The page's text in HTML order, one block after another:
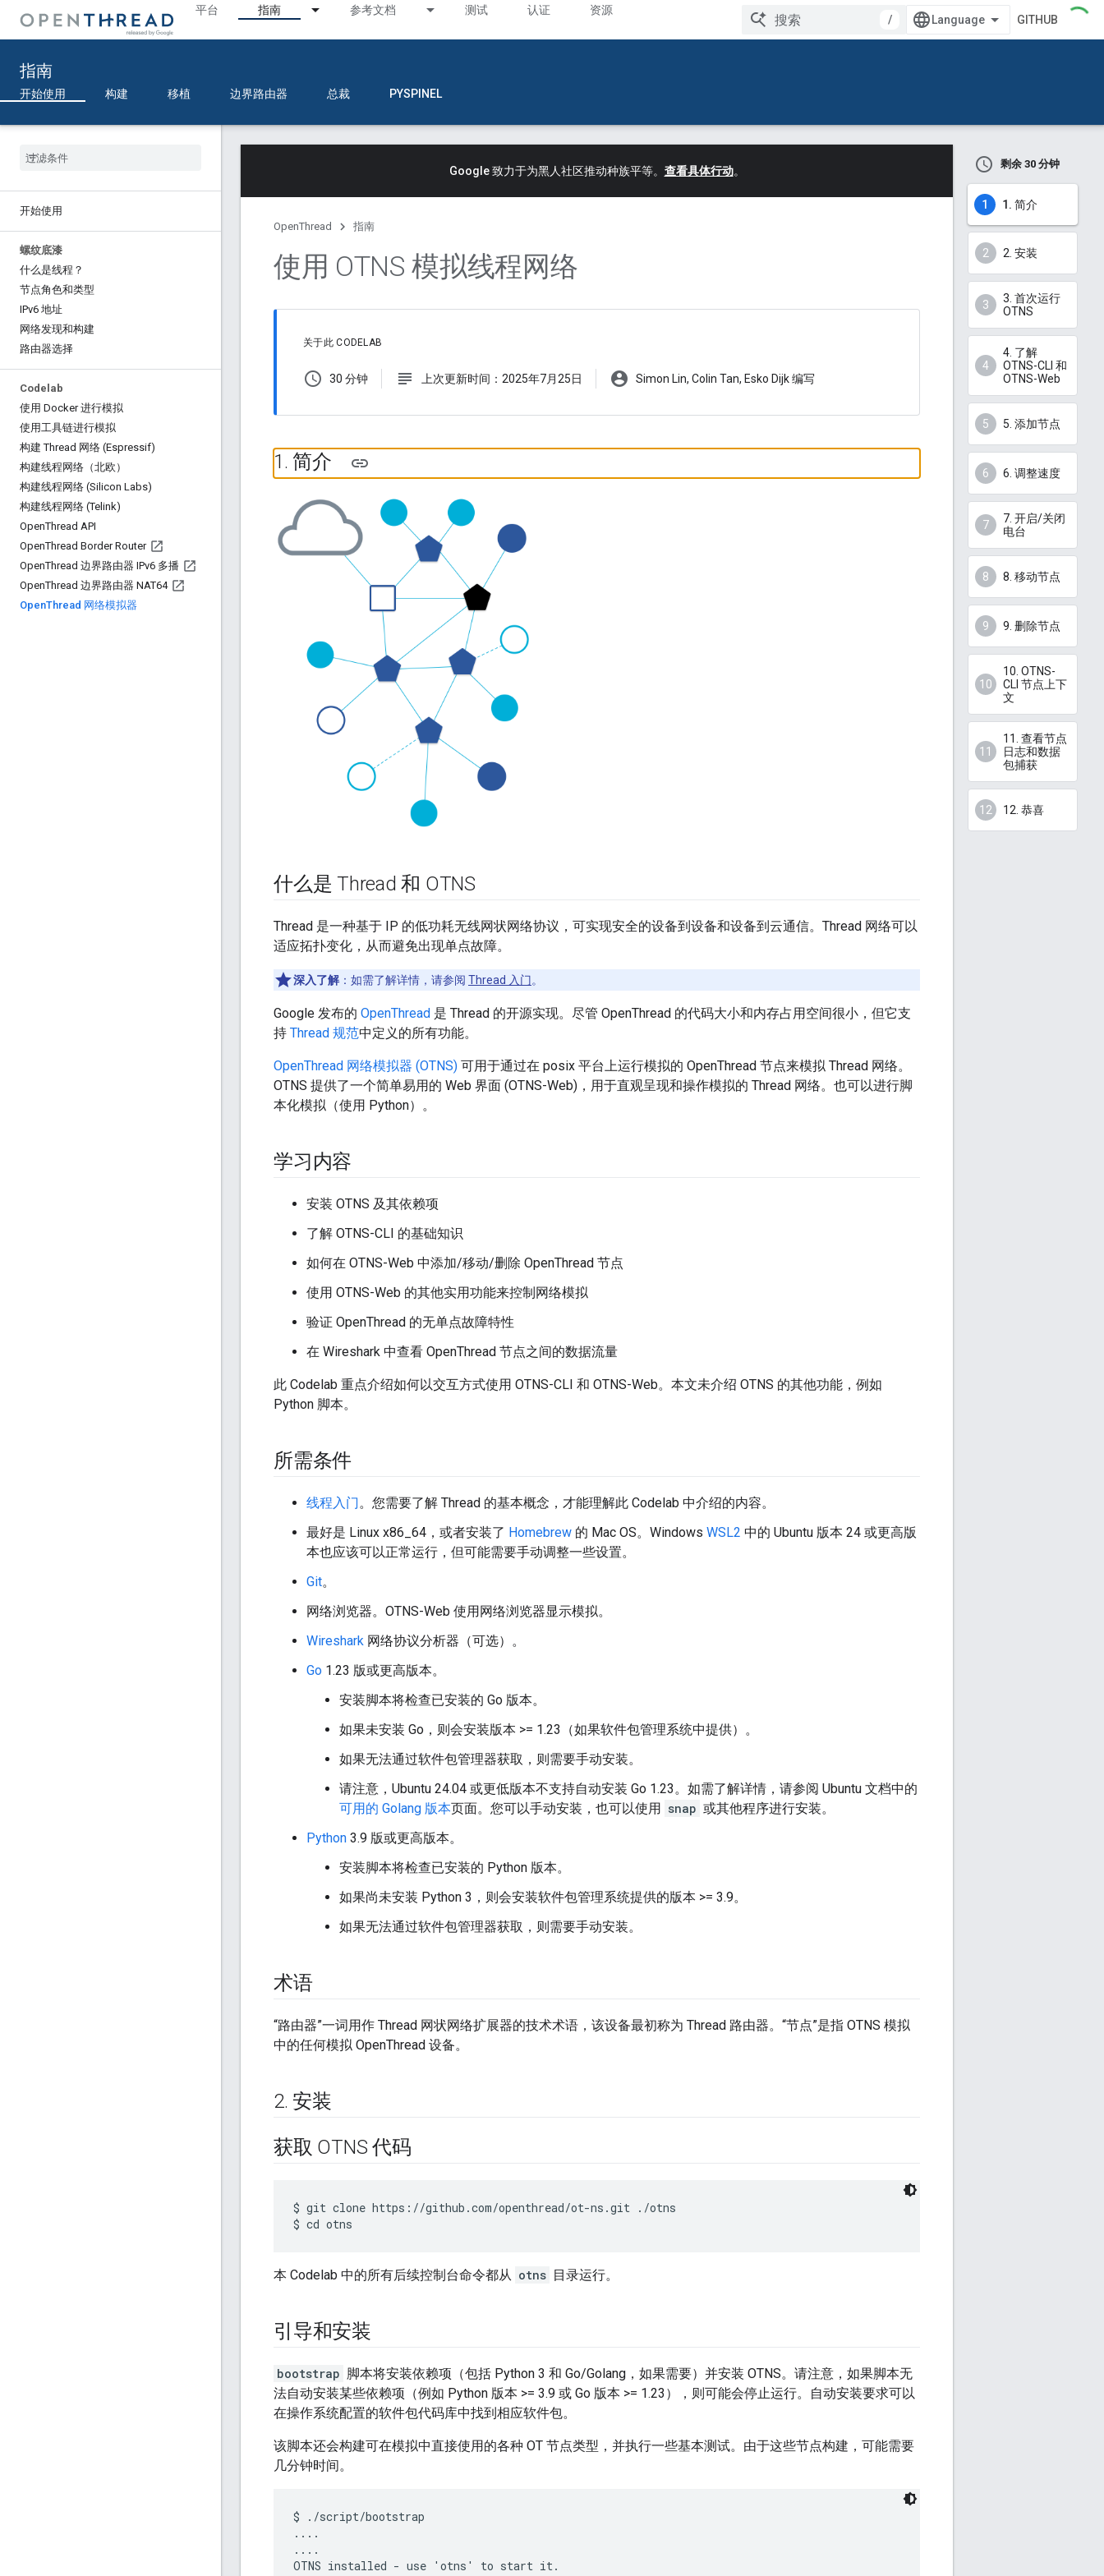
平台 指南 参考文档 测试 认证 资源
/ GITHUB
指南
开始使用 构建 移植 边界路由器 总裁 PYSPINEL
开始使用
螺纹底漆
什么是线程？
节点角色和类型
IPv6 地址
网络发现和构建
路由器选择
Codelab
使用 Docker 进行模拟
使用工具链进行模拟
构建 Thread 网络 (Espressif)
构建线程网络（北欧）
构建线程网络 (Silicon Labs)
构建线程网络 (Telink)
OpenThread API
OpenThread Border Router
OpenThread 边界路由器 IPv6 多播
OpenThread 边界路由器 NAT64
OpenThread 网络模拟器
剩余 30 分钟
1. 简介
2. 安装
3. 首次运行
OTNS
4. 了解
OTNS-CLI 和
OTNS-Web
5. 添加节点
6. 调整速度
7. 开启/关闭
电台
8. 移动节点
9. 删除节点
10. OTNS-
CLI 节点上下
文
11. 查看节点
日志和数据
包捕获
12. 恭喜
Google 致力于为黑人社区推动种族平等。 查看具体行动。
OpenThread 指南
使用 OTNS 模拟线程网络
关于此 CODELAB
schedule 30 分钟 subject 上次更新时间：2025年7月25日 account_circle Simon Lin, Colin Tan, Esko Dijk 编写
1. 简介
什么是 Thread 和 OTNS
Thread 是一种基于 IP 的低功耗无线网状网络协议，可实现安全的设备到设备和设备到云通信。Thread 网络可以
适应拓扑变化，从而避免出现单点故障。
深入了解：如需了解详情，请参阅 Thread 入门。
Google 发布的 OpenThread 是 Thread 的开源实现。尽管 OpenThread 的代码大小和内存占用空间很小，但它支
持 Thread 规范中定义的所有功能。
OpenThread 网络模拟器 (OTNS) 可用于通过在 posix 平台上运行模拟的 OpenThread 节点来模拟 Thread 网络。
OTNS 提供了一个简单易用的 Web 界面 (OTNS-Web)，用于直观呈现和操作模拟的 Thread 网络。也可以进行脚
本化模拟（使用 Python）。
学习内容
安装 OTNS 及其依赖项
了解 OTNS-CLI 的基础知识
如何在 OTNS-Web 中添加/移动/删除 OpenThread 节点
使用 OTNS-Web 的其他实用功能来控制网络模拟
验证 OpenThread 的无单点故障特性
在 Wireshark 中查看 OpenThread 节点之间的数据流量
此 Codelab 重点介绍如何以交互方式使用 OTNS-CLI 和 OTNS-Web。本文未介绍 OTNS 的其他功能，例如
Python 脚本。
所需条件
线程入门。您需要了解 Thread 的基本概念，才能理解此 Codelab 中介绍的内容。
最好是 Linux x86_64，或者安装了 Homebrew 的 Mac OS。Windows WSL2 中的 Ubuntu 版本 24 或更高版
本也应该可以正常运行，但可能需要手动调整一些设置。
Git。
网络浏览器。OTNS-Web 使用网络浏览器显示模拟。
Wireshark 网络协议分析器（可选）。
Go 1.23 版或更高版本。
安装脚本将检查已安装的 Go 版本。
如果未安装 Go，则会安装版本 >= 1.23（如果软件包管理系统中提供）。
如果无法通过软件包管理器获取，则需要手动安装。
请注意，Ubuntu 24.04 或更低版本不支持自动安装 Go 1.23。如需了解详情，请参阅 Ubuntu 文档中的
可用的 Golang 版本页面。您可以手动安装，也可以使用 snap 或其他程序进行安装。
Python 3.9 版或更高版本。
安装脚本将检查已安装的 Python 版本。
如果尚未安装 Python 3，则会安装软件包管理系统提供的版本 >= 3.9。
如果无法通过软件包管理器获取，则需要手动安装。
术语
“路由器”一词用作 Thread 网状网络扩展器的技术术语，该设备最初称为 Thread 路由器。“节点”是指 OTNS 模拟
中的任何模拟 OpenThread 设备。
2. 安装
获取 OTNS 代码
$ git clone https://github.com/openthread/ot-ns.git ./otns
本 Codelab 中的所有后续控制台命令都从 otns 目录运行。
引导和安装
bootstrap 脚本将安装依赖项（包括 Python 3 和 Go/Golang，如果需要）并安装 OTNS。请注意，如果脚本无
法自动安装某些依赖项（例如 Python 版本 >= 3.9 或 Go 版本 >= 1.23），则可能会停止运行。自动安装要求可以
在操作系统配置的软件包代码库中找到相应软件包。
该脚本还会构建可在模拟中直接使用的各种 OT 节点类型，并执行一些基本测试。由于这些节点构建，可能需要
几分钟时间。
$ ./script/bootstrap
....
....
OTNS installed - use 'otns' to start it.